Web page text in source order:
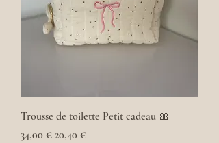
Trousse de toilette Petit cadeau 🎀
Prix original
34,00 € Prix promotionnel
20,40 €